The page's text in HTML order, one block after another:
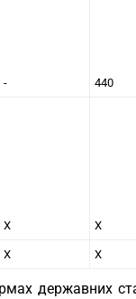
- 440
Х Х
Х Х
державних